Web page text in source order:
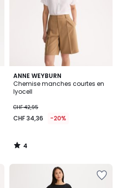
ANNE WEYBURN
Chemise manches courtes en
lyocell
CHF 42,95
CHF 34,36 -20%
4
/
5
4
/